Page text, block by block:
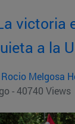
victoria
a la
Melgosa
- 40740 Views